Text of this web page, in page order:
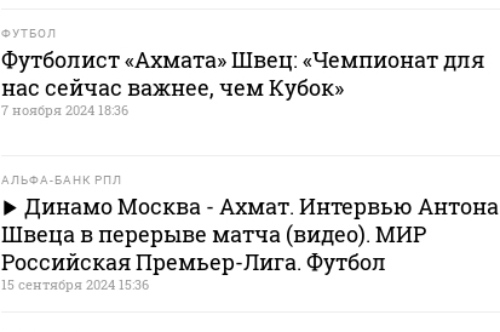
ФУТБОЛ
Футболист «Ахмата» Швец: «Чемпионат для
нас сейчас важнее, чем Кубок»
7 ноября 2024 18:36
АЛЬФА-БАНК РПЛ
Динамо Москва - Ахмат. Интервью Антона
Швеца в перерыве матча (видео). МИР
Российская Премьер-Лига. Футбол
15 сентября 2024 15:36